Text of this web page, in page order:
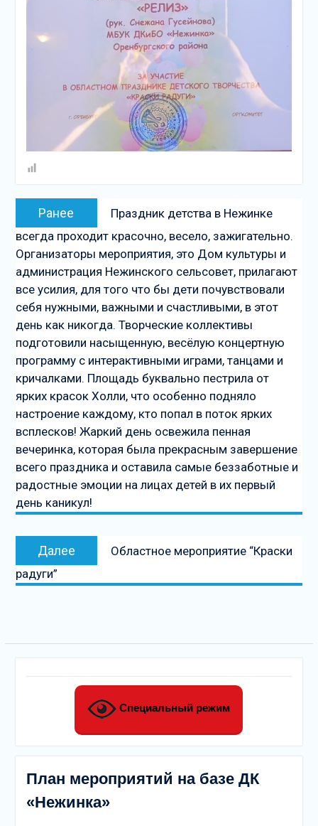
Навигация
записям
Ранее
запись:
Праздник детства в Нежинке
всегда проходит красочно, весело, зажигательно.
Организаторы мероприятия, это Дом культуры и
администрация Нежинского сельсовет, прилагают
все усилия, для того что бы дети почувствовали
себя нужными, важными и счастливыми, в этот
день как никогда. Творческие коллективы
подготовили насыщенную, весёлую концертную
программу с интерактивными играми, танцами и
кричалками. Площадь буквально пестрила от
ярких красок Холли, что особенно подняло
настроение каждому, кто попал в поток ярких
всплесков! Жаркий день освежила пенная
вечеринка, которая была прекрасным завершение
всего праздника и оставила самые беззаботные и
радостные эмоции на лицах детей в их первый
день каникул!
Далее
запись
Областное мероприятие “Краски
радуги”
Специальный режим
План мероприятий на базе ДК
«Нежинка»